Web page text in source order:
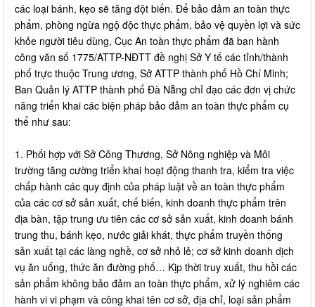
các loại bánh, kẹo sẽ tăng đột biến. Để bảo đảm an toàn thực
phẩm, phòng ngừa ngộ độc thực phẩm, bảo vệ quyền lợi và sức
khỏe người tiêu dùng, Cục An toàn thực phẩm đã ban hành
công văn số 1775/ATTP-NĐTT đề nghị Sở Y tế các tỉnh/thành
phố trực thuộc Trung ương, Sở ATTP thành phố Hồ Chí Minh;
Ban Quản lý ATTP thành phố Đà Nẵng chỉ đạo các đơn vị chức
năng triển khai các biện pháp bảo đảm an toàn thực phẩm cụ
thể như sau:
1. Phối hợp với Sở Công Thương, Sở Nông nghiệp và Môi
trường tăng cường triển khai hoạt động thanh tra, kiểm tra việc
chấp hành các quy định của pháp luật về an toàn thực phẩm
của các cơ sở sản xuất, chế biến, kinh doanh thực phẩm trên
địa bàn, tập trung ưu tiên các cơ sở sản xuất, kinh doanh bánh
trung thu, bánh kẹo, nước giải khát, thực phẩm truyền thống
sản xuất tại các làng nghề, cơ sở nhỏ lẻ; cơ sở kinh doanh dịch
vụ ăn uống, thức ăn đường phố… Kịp thời truy xuất, thu hồi các
sản phẩm không bảo đảm an toàn thực phẩm, xử lý nghiêm các
hành vi vi phạm và công khai tên cơ sở, địa chỉ, loại sản phẩm